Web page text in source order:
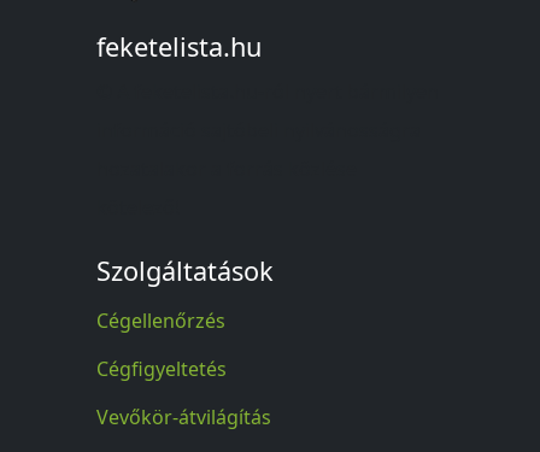
feketelista.hu
Szolgáltatások
Cégellenőrzés
Cégfigyeltetés
Vevőkör-átvilágítás